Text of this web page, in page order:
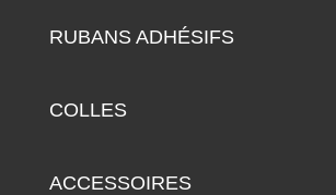
RUBANS ADHÉSIFS
COLLES
ACCESSOIRES